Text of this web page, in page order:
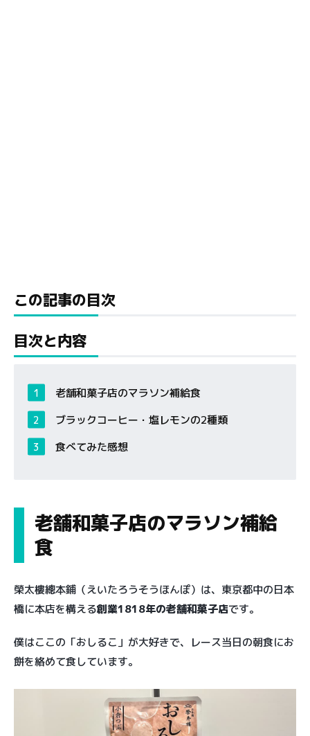
この記事の目次
目次と内容
老舗和菓子店のマラソン補給食
ブラックコーヒー・塩レモンの2種類
食べてみた感想
老舗和菓子店のマラソン補給
食
榮太樓總本鋪（えいたろうそうほんぽ）は、東京都中の日本
橋に本店を構える創業1818年の老舗和菓子店です。
僕はここの「おしるこ」が大好きで、レース当日の朝食にお
餅を絡めて食しています。